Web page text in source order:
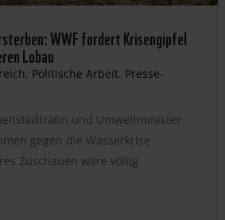
WWF fordert Krisengipfel
Lobau
, Politische Arbeit, Presse-
und Umweltminister
gegen die Wasserkrise
Zuschauen wäre völlig